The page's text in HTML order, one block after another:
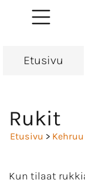
Etusivu
Rukit
Etusivu >
Kun tilaat